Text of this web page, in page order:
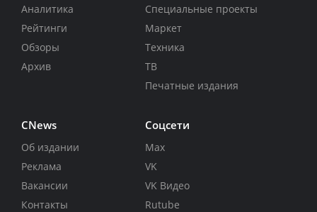
Аналитика
Рейтинги
Обзоры
Архив
Специальные проекты
Маркет
Техника
ТВ
Печатные издания
CNews
Об издании
Реклама
Вакансии
Контакты
Соцсети
Max
VK
VK Видео
Rutube